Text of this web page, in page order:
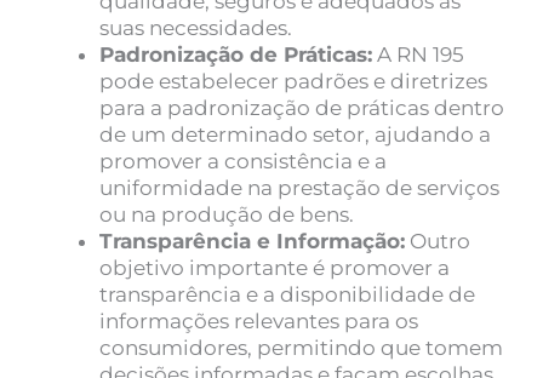
suas necessidades.
Padronização de Práticas: A RN 195
pode estabelecer padrões e diretrizes
para a padronização de práticas dentro
de um determinado setor, ajudando a
promover a consistência e a
uniformidade na prestação de serviços
ou na produção de bens.
Transparência e Informação: Outro
objetivo importante é promover a
transparência e a disponibilidade de
informações relevantes para os
consumidores, permitindo que tomem